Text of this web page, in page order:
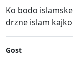
Ko bodo
drzne islam
Gost